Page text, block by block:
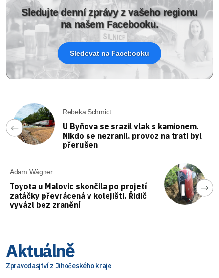
Sledujte denní zprávy z vašeho regionu
na našem Facebooku.
Sledovat na Facebooku
Rebeka Schmidt
U Byňova se srazil vlak s kamionem.
Nikdo se nezranil, provoz na trati byl
přerušen
Adam Wágner
Toyota u Malovic skončila po projetí
zatáčky převrácená v kolejišti. Řidič
vyvázl bez zranění
Aktuálně
Zpravodasjtví z Jihočeského kraje